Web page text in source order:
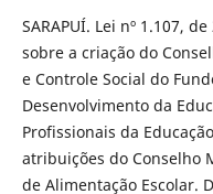
SARAPUÍ. Lei nº 1.107,
sobre a criação do
e Controle Social do
Desenvolvimento da
Profissionais da
atribuições do Conselho
de Alimentação Escolar.